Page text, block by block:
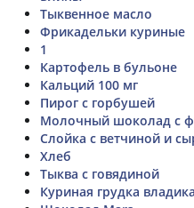
Тыквенное масло
Фрикадельки куриные
1
Картофель в бульоне
Кальций 100 мг
Пирог с горбушей
Молочный шоколад с
Слойка с ветчиной и
Хлеб
Тыква с говядиной
Куриная грудка